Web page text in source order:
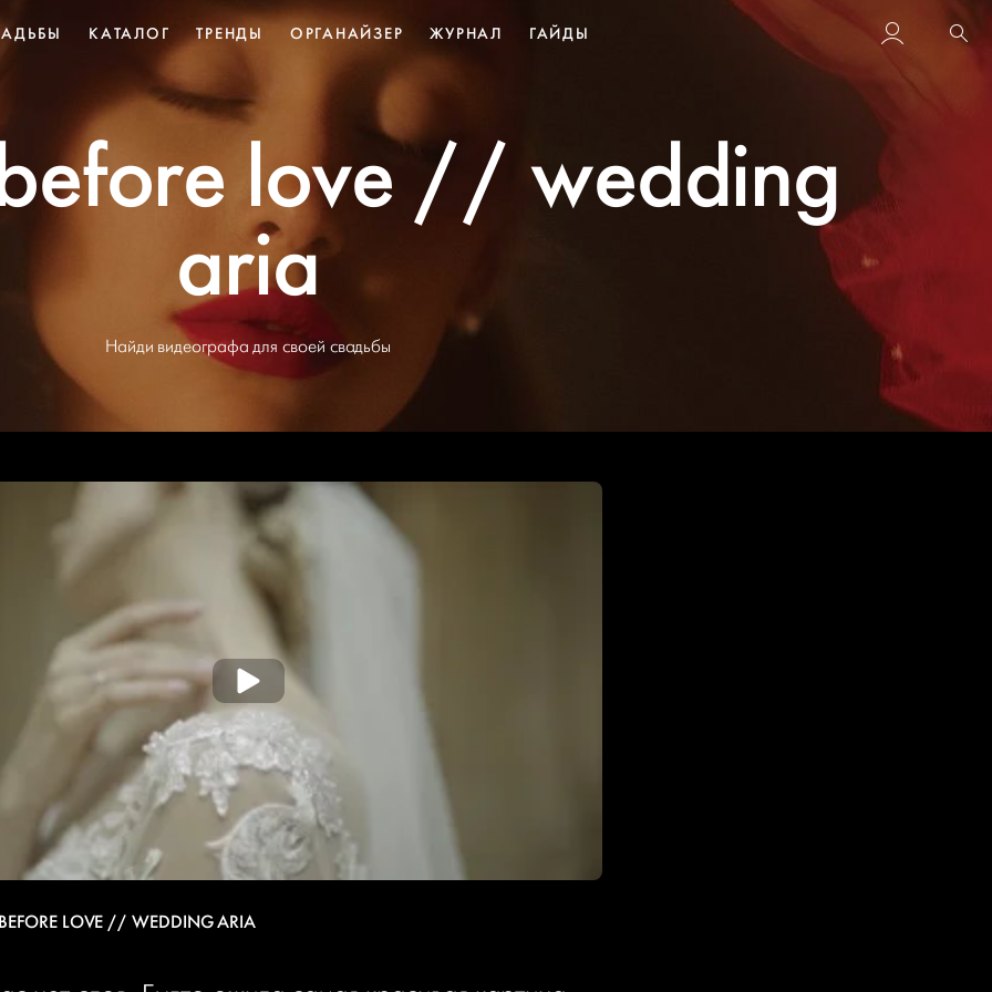
КАТАЛОГ ТРЕНДЫ ОРГАНАЙЗЕР ЖУРНАЛ ГАЙДЫ
love // wedding
aria
Найди видеографа для своей свадьбы
BEFORE LOVE // WEDDING ARIA